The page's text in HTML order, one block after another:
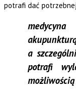
potrafi dać
a
potrafi